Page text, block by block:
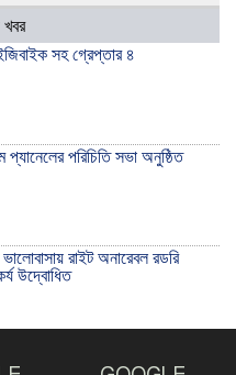
সহ গ্রেপ্তার ৪
পরিচিতি সভা অনুষ্ঠিত
রাইট অনারেবল রডরি
উদ্বোধিত